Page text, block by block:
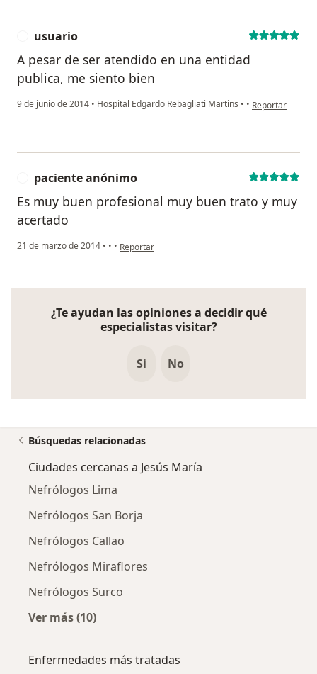
usuario
A pesar de ser atendido en una entidad
publica, me siento bien
9 de junio de 2014 • Hospital Edgardo Rebagliati Martins • • en opinión del
Reportar
paciente anónimo
Es muy buen profesional muy buen trato y muy
acertado
21 de marzo de 2014 • • • en opinión del usuario paciente anónimo
Reportar
¿Te ayudan las opiniones a decidir qué
especialistas visitar?
Si No
Búsquedas relacionadas
Ciudades cercanas a Jesús María
Nefrólogos Lima
Nefrólogos San Borja
Nefrólogos Callao
Nefrólogos Miraflores
Nefrólogos Surco
Ver más (10)
Enfermedades más tratadas